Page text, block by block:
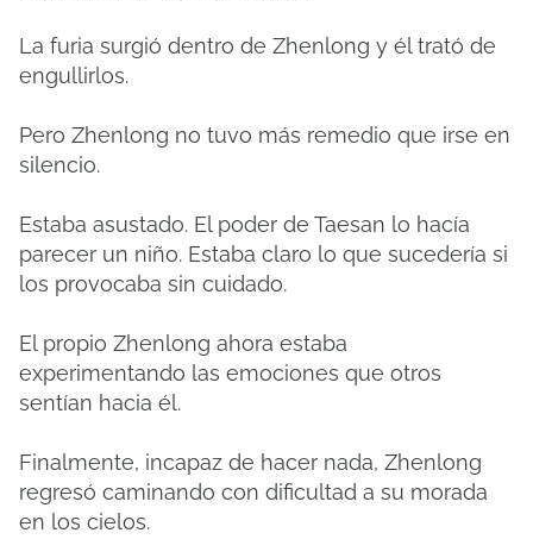
La furia surgió dentro de Zhenlong y él trató de
engullirlos.
Pero Zhenlong no tuvo más remedio que irse en
silencio.
Estaba asustado. El poder de Taesan lo hacía
parecer un niño. Estaba claro lo que sucedería si
los provocaba sin cuidado.
El propio Zhenlong ahora estaba
experimentando las emociones que otros
sentían hacia él.
Finalmente, incapaz de hacer nada, Zhenlong
regresó caminando con dificultad a su morada
en los cielos.